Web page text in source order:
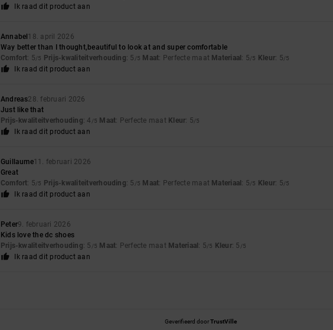
Ik raad dit product aan
Annabel 18. april 2026
Way better than I thought,beautiful to look at and super comfortable
Comfort: 5/5 Prijs-kwaliteitverhouding: 5 /5 Maat: Perfecte maat Materiaal : 5/5 Kleur: 5/5
Ik raad dit product aan
Andreas28. februari 2026
Just like that
Prijs-kwaliteitverhouding: 4 /5 Maat: Perfecte maat Kleur: 5/5
Ik raad dit product aan
Guillaume11. februari 2026
Great
Comfort: 5/5 Prijs-kwaliteitverhouding: 5 /5 Maat: Perfecte maat Materiaal : 5/5 Kleur: 5/5
Ik raad dit product aan
Peter9. februari 2026
Kids love the dc shoes
Prijs-kwaliteitverhouding: 5 /5 Maat: Perfecte maat Materiaal : 5/5 Kleur: 5 /5
Ik raad dit product aan
Geverifieerd doorTrustVille